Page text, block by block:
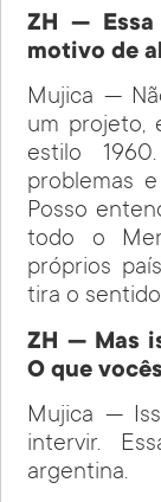
ZH —
motivo de
Mujica —
um projeto,
estilo
problemas
Posso
todo o
próprios
tira o
ZH — Mas
O que
Mujica —
intervir.
argentina.